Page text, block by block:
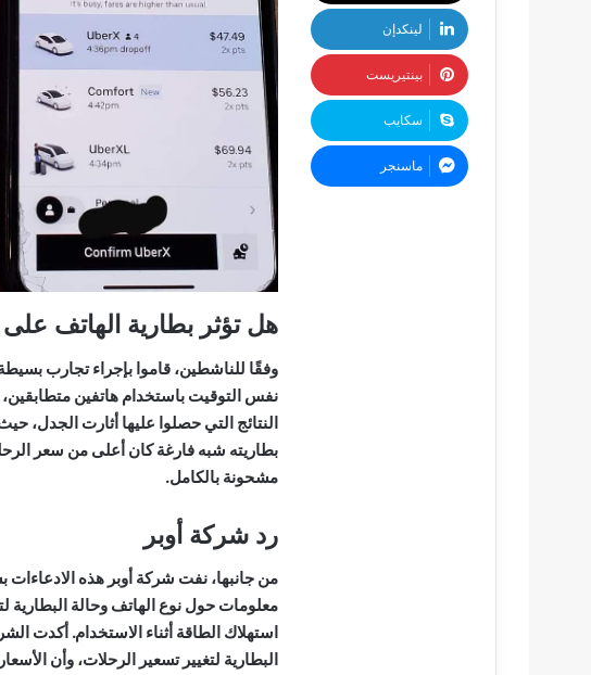
هل تؤثر بطارية الهاتف
وفقًا للناشطين، قاموا بإجراء تجارب
نفس التوقيت باستخدام هاتفين
النتائج التي حصلوا عليها أثارت الجدل،
بطاريته شبه فارغة كان أعلى من سعر
مشحونة بالكامل.
رد شركة أوبر
من جانبها، نفت شركة أوبر هذه
معلومات حول نوع الهاتف وحالة البطارية
استهلاك الطاقة أثناء الاستخدام. أكدت
البطارية لتغيير تسعير الرحلات، وأن
لينكدإن
بينتيريست
سكايب
ماسنجر